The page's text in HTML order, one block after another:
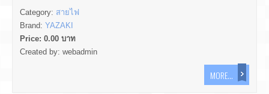
Category: สายไฟ
Brand: YAZAKI
Price: 0.00 บาท
Created by: webadmin
MORE...